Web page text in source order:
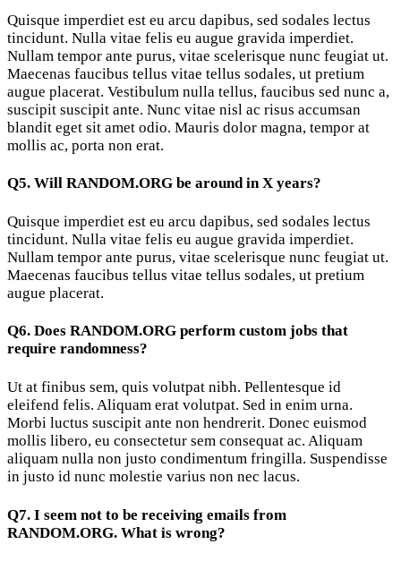
Quisque imperdiet est eu arcu dapibus, sed sodales lectus
tincidunt. Nulla vitae felis eu augue gravida imperdiet.
Nullam tempor ante purus, vitae scelerisque nunc feugiat ut.
Maecenas faucibus tellus vitae tellus sodales, ut pretium
augue placerat. Vestibulum nulla tellus, faucibus sed nunc a,
suscipit suscipit ante. Nunc vitae nisl ac risus accumsan
blandit eget sit amet odio. Mauris dolor magna, tempor at
mollis ac, porta non erat.
Q5. Will RANDOM.ORG be around in X years?
Quisque imperdiet est eu arcu dapibus, sed sodales lectus
tincidunt. Nulla vitae felis eu augue gravida imperdiet.
Nullam tempor ante purus, vitae scelerisque nunc feugiat ut.
Maecenas faucibus tellus vitae tellus sodales, ut pretium
augue placerat.
Q6. Does RANDOM.ORG perform custom jobs that
require randomness?
Ut at finibus sem, quis volutpat nibh. Pellentesque id
eleifend felis. Aliquam erat volutpat. Sed in enim urna.
Morbi luctus suscipit ante non hendrerit. Donec euismod
mollis libero, eu consectetur sem consequat ac. Aliquam
aliquam nulla non justo condimentum fringilla. Suspendisse
in justo id nunc molestie varius non nec lacus.
Q7. I seem not to be receiving emails from
RANDOM.ORG. What is wrong?